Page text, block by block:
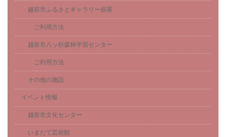
越前市ふるさとギャラリー叔羅
ご利用方法
越前市八ッ杉森林学習センター
ご利用方法
その他の施設
イベント情報
越前市文化センター
いまだて芸術館